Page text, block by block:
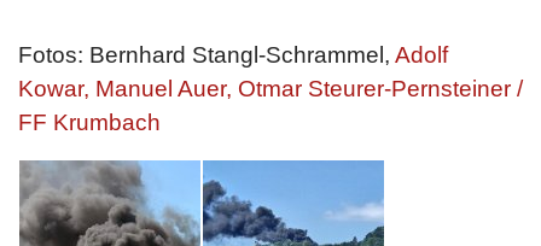
Fotos: Bernhard Stangl-Schrammel, Adolf
Kowar, Manuel Auer, Otmar Steurer-Pernsteiner /
FF Krumbach